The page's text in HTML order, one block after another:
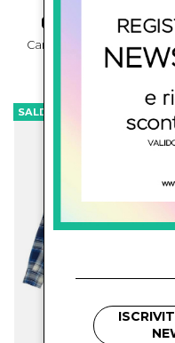
golden goose kids
Camicia In Jeans Con Logo
SALDI